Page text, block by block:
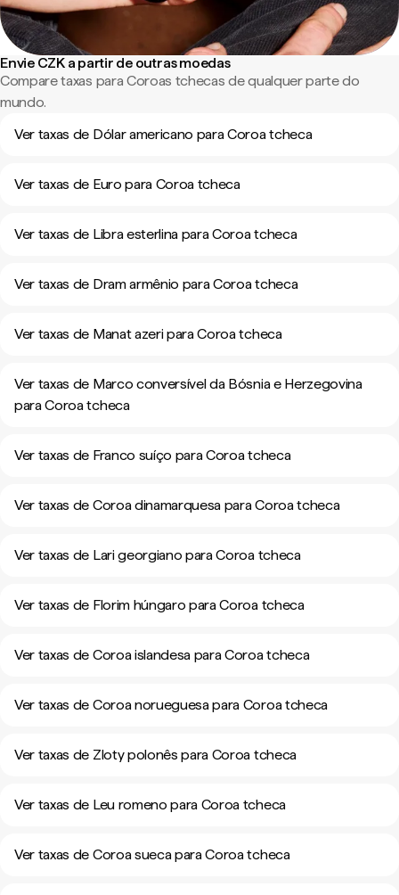
Envie CZK a partir de outras moedas
Compare taxas para Coroas tchecas de qualquer parte do
mundo.
Ver taxas de Dólar americano para Coroa tcheca
Ver taxas de Euro para Coroa tcheca
Ver taxas de Libra esterlina para Coroa tcheca
Ver taxas de Dram armênio para Coroa tcheca
Ver taxas de Manat azeri para Coroa tcheca
Ver taxas de Marco conversível da Bósnia e Herzegovina
para Coroa tcheca
Ver taxas de Franco suíço para Coroa tcheca
Ver taxas de Coroa dinamarquesa para Coroa tcheca
Ver taxas de Lari georgiano para Coroa tcheca
Ver taxas de Florim húngaro para Coroa tcheca
Ver taxas de Coroa islandesa para Coroa tcheca
Ver taxas de Coroa norueguesa para Coroa tcheca
Ver taxas de Zloty polonês para Coroa tcheca
Ver taxas de Leu romeno para Coroa tcheca
Ver taxas de Coroa sueca para Coroa tcheca